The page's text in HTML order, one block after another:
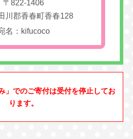
〒822-1406
川郡香春町香春128
名：kifucoco
」でのご寄付は受付を停止してお
ります。